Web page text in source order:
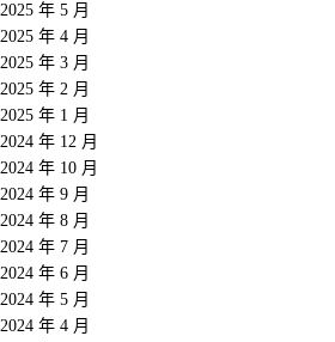
2025 年 5 月
2025 年 4 月
2025 年 3 月
2025 年 2 月
2025 年 1 月
2024 年 12 月
2024 年 10 月
2024 年 9 月
2024 年 8 月
2024 年 7 月
2024 年 6 月
2024 年 5 月
2024 年 4 月